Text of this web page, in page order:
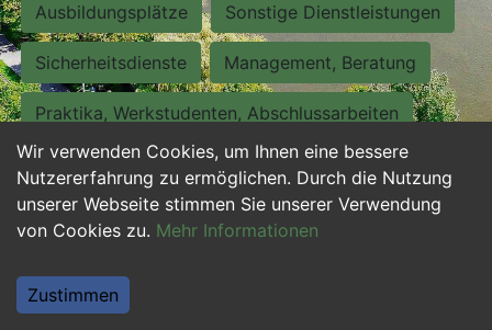
Wir verwenden Cookies, um Ihnen eine bessere
Nutzererfahrung zu ermöglichen. Durch die Nutzung
unserer Webseite stimmen Sie unserer Verwendung
von Cookies zu. Mehr Informationen
Zustimmen
Ausbildungsplätze Sonstige Dienstleistungen
Sicherheitsdienste Management, Beratung
Praktika, Werkstudenten, Abschlussarbeiten
Personalwesen Assistenz, Sekretariat
Hilfskräfte, Aushilfs- und Nebenjobs
Weiterbildung, Studium, duale Ausbildung